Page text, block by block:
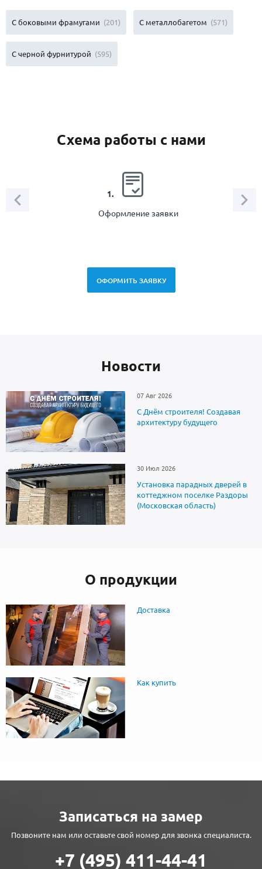
С боковыми фрамугами (201) С металлобагетом (571)
С черной фурнитурой (595)
Схема работы с нами
1.
Оформление заявки
ОФОРМИТЬ ЗАЯВКУ
Новоcти
07 Авг 2026
С Днём строителя! Создавая
архитектуру будущего
30 Июл 2026
Установка парадных дверей в
коттеджном поселке Раздоры
(Московская область)
О продукции
Доставка
Как купить
Записаться на замер
Позвоните нам или оставьте свой номер для звонка специалиста.
+7 (495) 411-44-41